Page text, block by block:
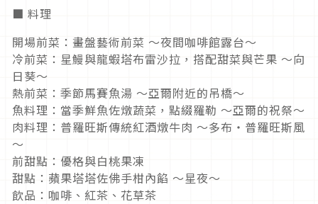
■ 料理
開場前菜：畫盤藝術前菜 ～夜間咖啡館露台～
冷前菜：星鰻與龍蝦塔布雷沙拉，搭配甜菜與芒果 ～向
日葵～
熱前菜：季節馬賽魚湯 ～亞爾附近的吊橋～
魚料理：當季鮮魚佐燉蔬菜，點綴羅勒 ～亞爾的祝祭～
肉料理：普羅旺斯傳統紅酒燉牛肉 ～多布・普羅旺斯風
～
前甜點：優格與白桃果凍
甜點：蘋果塔塔佐佛手柑內餡 ～星夜～
飲品：咖啡、紅茶、花草茶